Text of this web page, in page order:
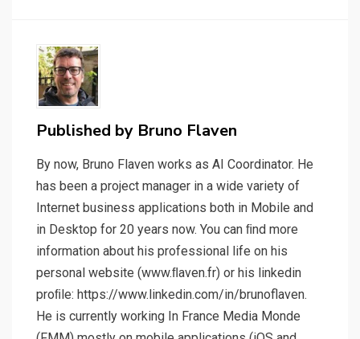
Published by Bruno Flaven
By now, Bruno Flaven works as AI Coordinator. He
has been a project manager in a wide variety of
Internet business applications both in Mobile and
in Desktop for 20 years now. You can ﬁnd more
information about his professional life on his
personal website (www.ﬂaven.fr) or his linkedin
proﬁle: https://www.linkedin.com/in/brunoflaven.
He is currently working In France Media Monde